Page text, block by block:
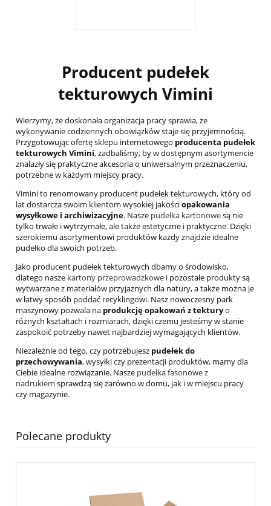
Producent pudełek
tekturowych Vimini
Wierzymy, że doskonała organizacja pracy sprawia, że
wykonywanie codziennych obowiązków staje się przyjemnością.
Przygotowując ofertę sklepu internetowego producenta pudełek
tekturowych Vimini, zadbaliśmy, by w dostępnym asortymencie
znalazły się praktyczne akcesoria o uniwersalnym przeznaczeniu,
potrzebne w każdym miejscy pracy.
Vimini to renomowany producent pudełek tekturowych, który od
lat dostarcza swoim klientom wysokiej jakościopakowania
wysyłkowe i archiwizacyjne. Nasze pudełka kartonowesą nie
tylko trwałe i wytrzymałe, ale także estetyczne i praktyczne. Dzięki
szerokiemu asortymentowi produktów każdy znajdzie idealne
pudełko dla swoich potrzeb.
Jako producent pudełek tekturowych dbamy o środowisko,
dlatego nasze kartony przeprowadzkowe i pozostałe produkty są
wytwarzane z materiałów przyjaznych dla natury, a także można je
w łatwy sposób poddać recyklingowi. Nasz nowoczesny park
maszynowy pozwala na produkcjęopakowań z tekturyo
różnych kształtach i rozmiarach, dzięki czemu jesteśmy w stanie
zaspokoić potrzeby nawet najbardziej wymagających klientów.
Niezależnie od tego, czy potrzebujesz pudełek do
przechowywania, wysyłki czy prezentacji produktów, mamy dla
Ciebie idealne rozwiązanie. Nasze pudełka fasonowe z
nadrukiem sprawdzą się zarówno w domu, jak i w miejscu pracy
czy magazynie.
Polecane produkty